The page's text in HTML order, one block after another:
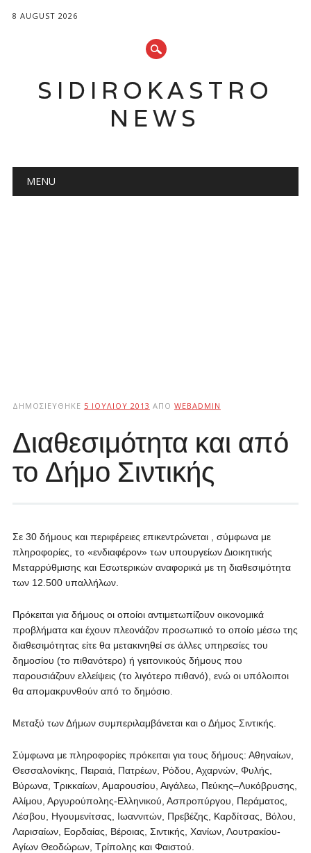
8 AUGUST 2026
SIDIROKASTRO
NEWS
Main menu
MENU
ΔΗΜΟΣΙΕΎΘΗΚΕ 5 ΙΟΥΛΊΟΥ 2013 ΑΠΌ WEBADMIN
Διαθεσιμότητα και από
το Δήμο Σιντικής
Σε 30 δήμους και περιφέρειες επικεντρώνεται , σύμφωνα με
πληροφορίες, το «ενδιαφέρον» των υπουργείων Διοικητικής
Μεταρρύθμισης και Εσωτερικών αναφορικά με τη διαθεσιμότητα
των 12.500 υπαλλήλων.
Πρόκειται για δήμους οι οποίοι αντιμετωπίζουν οικονομικά
προβλήματα και έχουν πλεονάζον προσωπικό το οποίο μέσω της
διαθεσιμότητας είτε θα μετακινηθεί σε άλλες υπηρεσίες του
δημοσίου (το πιθανότερο) ή γειτονικούς δήμους που
παρουσιάζουν ελλείψεις (το λιγότερο πιθανό), ενώ οι υπόλοιποι
θα απομακρυνθούν από το δημόσιο.
Μεταξύ των Δήμων συμπεριλαμβάνεται και ο Δήμος Σιντικής.
Σύμφωνα με πληροφορίες πρόκειται για τους δήμους: Αθηναίων,
Θεσσαλονίκης, Πειραιά, Πατρέων, Ρόδου, Αχαρνών, Φυλής,
Βύρωνα, Τρικκαίων, Αμαρουσίου, Αιγάλεω, Πεύκης–Λυκόβρυσης,
Αλίμου, Αργυρούπολης-Ελληνικού, Ασπροπύργου, Περάματος,
Λέσβου, Ηγουμενίτσας, Ιωαννιτών, Πρεβέζης, Καρδίτσας, Βόλου,
Λαρισαίων, Εορδαίας, Βέροιας, Σιντικής, Χανίων, Λουτρακίου-
Αγίων Θεοδώρων, Τρίπολης και Φαιστού.